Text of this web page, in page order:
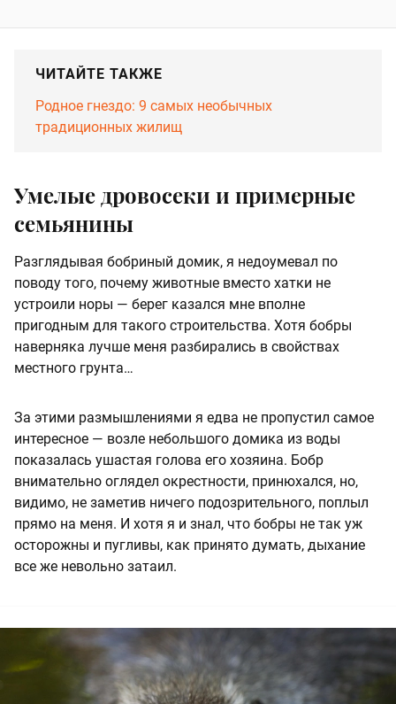
ЧИТАЙТЕ ТАКЖЕ
Родное гнездо: 9 самых необычных
традиционных жилищ
Умелые дровосеки и примерные
семьянины
Разглядывая бобриный домик, я недоумевал по
поводу того, почему животные вместо хатки не
устроили норы — берег казался мне вполне
пригодным для такого строительства. Хотя бобры
наверняка лучше меня разбирались в свойствах
местного грунта…
За этими размышлениями я едва не пропустил самое
интересное — возле небольшого домика из воды
показалась ушастая голова его хозяина. Бобр
внимательно оглядел окрестности, принюхался, но,
видимо, не заметив ничего подозрительного, поплыл
прямо на меня. И хотя я и знал, что бобры не так уж
осторожны и пугливы, как принято думать, дыхание
все же невольно затаил.